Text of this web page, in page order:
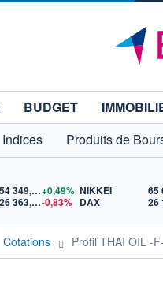
BUDGET
Indices Produits de
54 349,12+0,49%
26 363,44-0,83%
NIKKEI
DAX
Cotations Profil THAI OIL -F-